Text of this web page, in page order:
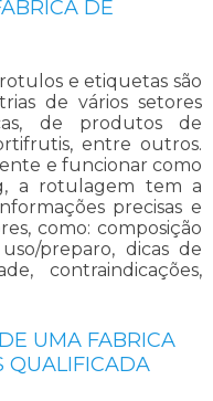
DE
e etiquetas são
de vários setores
de produtos de
entre outros.
e funcionar como
a rotulagem tem a
precisas e
como: composição
preparo, dicas de
contraindicações,
UMA FABRICA
QUALIFICADA